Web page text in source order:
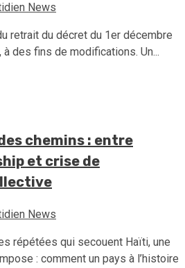
News
retrait du décret du 1er décembre
des fins de modifications. Un...
chemins : entre
et crise de
News
répétées qui secouent Haïti, une
: comment un pays à l’histoire